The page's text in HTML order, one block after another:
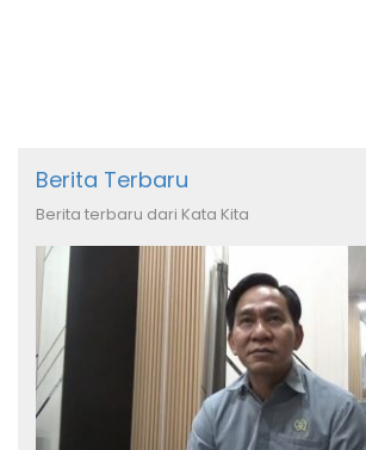
Berita Terbaru
Berita terbaru dari Kata Kita